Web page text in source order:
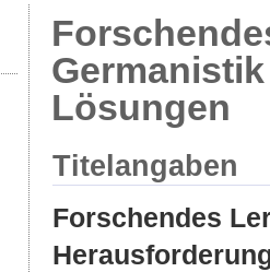
Lösungen
Titelangaben
Forschendes